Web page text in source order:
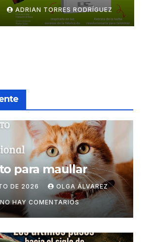
ADRIAN TORRES RODRÍGUEZ
para maullar
DE 2026 OLGA ÁLVAREZ
NO HAY COMENTARIOS